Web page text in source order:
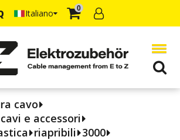
Italiano 0
cavo
e accessori
riapribili 3000